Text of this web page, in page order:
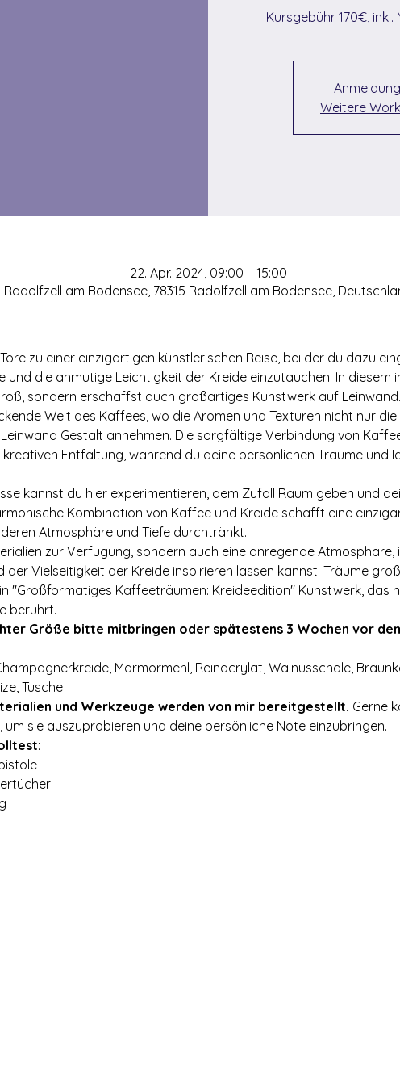
Kursgebühr 170€,
Weitere
22. Apr. 2024, 09:00 – 15:00
Radolfzell am Bodensee, 78315 Radolfzell am Bodensee,
zu einer einzigartigen künstlerischen Reise, bei der du dazu
und die anmutige Leichtigkeit der Kreide einzutauchen. In diesem
sondern erschaffst auch großartiges Kunstwerk auf Leinwand.
Welt des Kaffees, wo die Aromen und Texturen nicht nur
Gestalt annehmen. Die sorgfältige Verbindung von
Entfaltung, während du deine persönlichen Träume und
kannst du hier experimentieren, dem Zufall Raum geben und
Kombination von Kaffee und Kreide schafft eine
Atmosphäre und Tiefe durchtränkt.
zur Verfügung, sondern auch eine anregende
der Vielseitigkeit der Kreide inspirieren lassen kannst. Träume
"Großformatiges Kaffeeträumen: Kreideedition" Kunstwerk, das
berührt.
Größe bitte mitbringen oder spätestens 3 Wochen vor
Marmormehl, Reinacrylat, Walnusschale,
Tusche
und Werkzeuge werden von mir bereitgestellt. Gerne
um sie auszuprobieren und deine persönliche Note einzubringen.